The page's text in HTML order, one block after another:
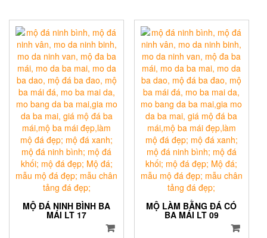
MỘ ĐÁ NINH BÌNH BA
MÁI LT 17
MỘ LÀM BẰNG ĐÁ CÓ
BA MÁI LT 09